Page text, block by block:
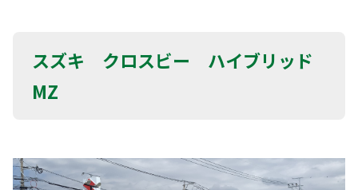
プライバシーポリシー
スズキ クロスビー ハイブリッド
MZ